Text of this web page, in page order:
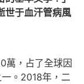
世于血汗管病風
萬，占了全球因
。2018年，二